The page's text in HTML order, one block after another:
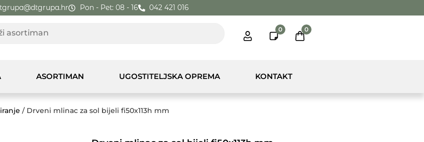
Pon - Pet: 08 - 16 042 421 016
0 0
ASORTIMAN UGOSTITELJSKA OPREMA KONTAKT
/ Drveni mlinac za sol bijeli fi50x113h mm